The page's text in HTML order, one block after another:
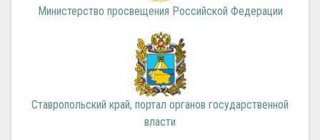
Министерство просвещения Российской Федерации
Ставропольский край, портал органов государственной
власти